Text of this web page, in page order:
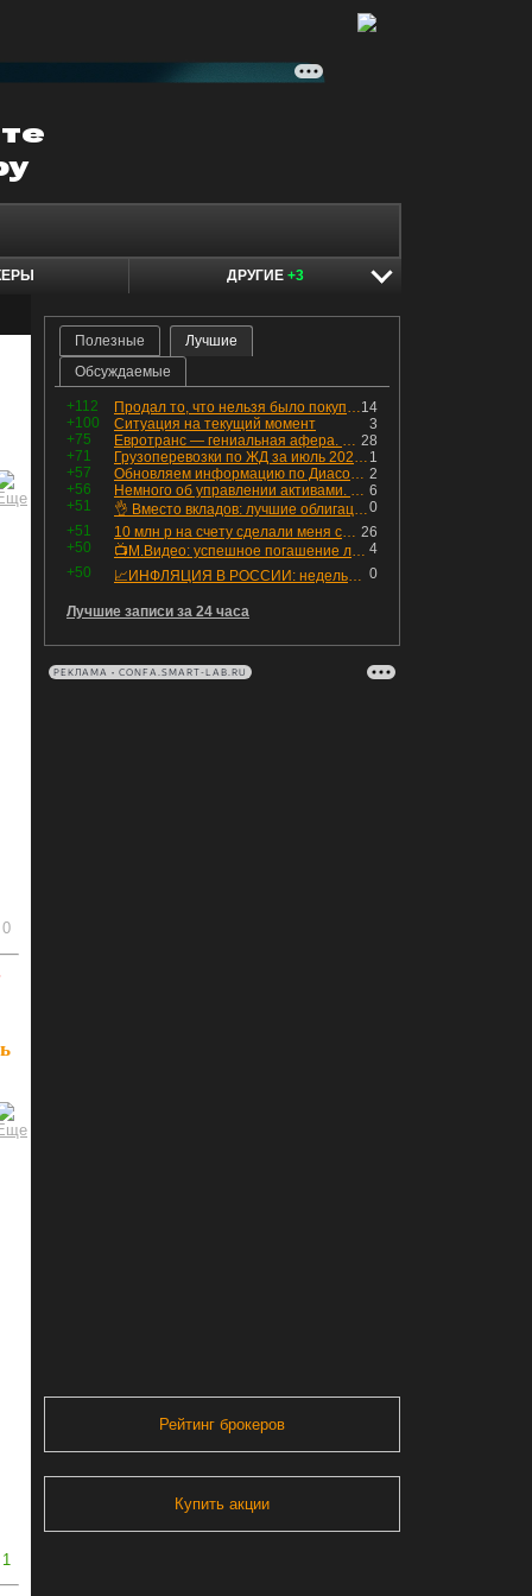
ДРУГИЕ +3
0
1
Полезные
Лучшие
Обсуждаемые
+112 14
Продал то, что нельзя было покупать. Изменения в портфеле
+100
3
Ситуация на текущий момент
+75
28
Евротранс — гениальная афера. Собрал с инвесторов денег, выплатил дивидендов больше текущей капитализации и ушёл в дефолт
+71
1
Грузоперевозки по ЖД за июль 2026 г. — четвёртый месяц подряд роста, чёрные металлы на уровне прошлого года, а каменный уголь в плюсе.
+57
2
Обновляем информацию по Диасофту: дивиденды и выкуп
+56
6
Немного об управлении активами. Для заинтересованных
+51
0
👌 Вместо вкладов: лучшие облигации — только супер надёжные
+51
26
10 млн р на счету сделали меня счастливым? Ожидание vs Реальность!
+50
4
📺М.Видео: успешное погашение любимого флоатера
+50
0
📈ИНФЛЯЦИЯ В РОССИИ: недельная дефляция, но в годовом выражении рост 😢
Лучшие записи за 24 часа
РЕКЛАМА • CONFA.SMART-LAB.RU
Рейтинг брокеров
Купить акции